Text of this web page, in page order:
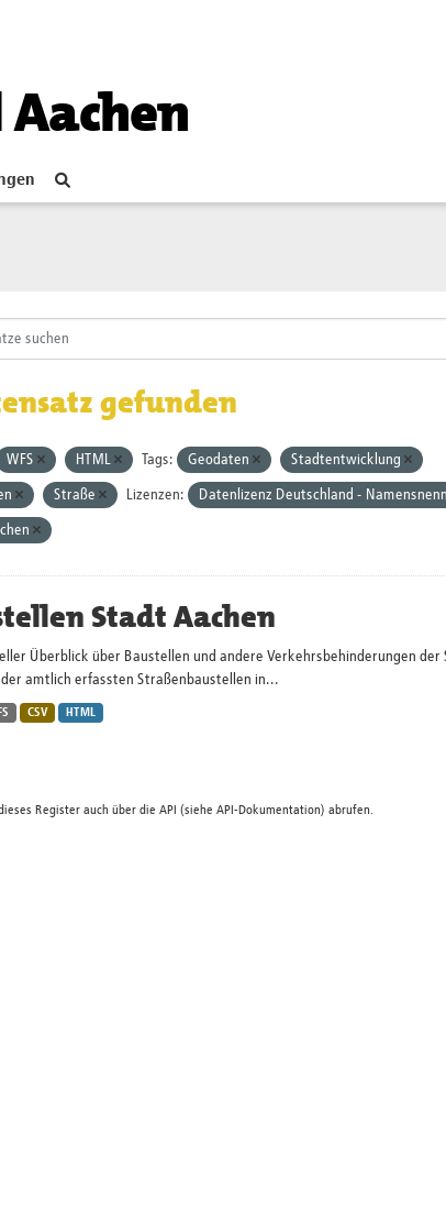
gefunden
WFS HTML Tags: Geodaten Stadtentwicklung
Straße Lizenzen: Datenlizenz Deutschland -
Stadt Aachen
Überblick über Baustellen und andere Verkehrsbehinderungen
amtlich erfassten Straßenbaustellen in...
CSV HTML
Register auch über die API (siehe API-Dokumentation) abrufen.